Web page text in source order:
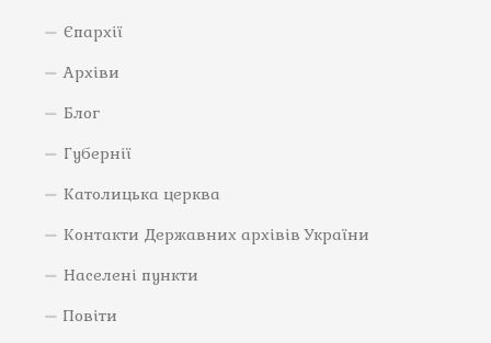
Єпархії
Архіви
Блог
Губернії
Католицька церква
Контакти Державних архівів України
Населені пункти
Повіти